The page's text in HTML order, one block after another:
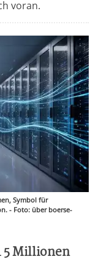
voran.
Symbol für
- Foto: über boerse-
5 Millionen